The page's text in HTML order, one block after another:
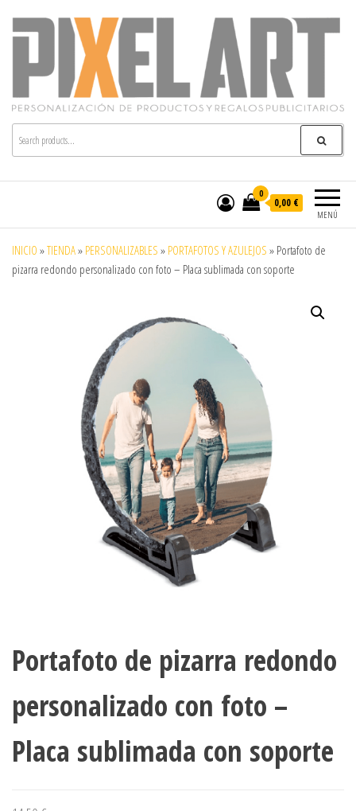
Pixelart
Especialistas en textil publicitario y regalos
personalizados en móstoles
MENÚ
0
0,00 €
INICIO »TIENDA» PERSONALIZABLES » PORTAFOTOS Y AZULEJOS » Portafoto de
pizarra redondo personalizado con foto – Placa sublimada con soporte
Portafoto de pizarra redondo
personalizado con foto –
Placa sublimada con soporte